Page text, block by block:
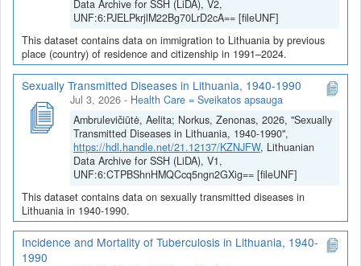
Data Archive for SSH (LiDA), V2,
UNF:6:PJELPkrjlM22Bg70LrD2cA== [fileUNF]
This dataset contains data on immigration to Lithuania by previous
place (country) of residence and citizenship in 1991–2024.
Sexually Transmitted Diseases in Lithuania, 1940-1990
Jul 3, 2026 - Health Care = Sveikatos apsauga
Ambrulevičiūtė, Aelita; Norkus, Zenonas, 2026, "Sexually
Transmitted Diseases in Lithuania, 1940-1990",
https://hdl.handle.net/21.12137/KZNJFW, Lithuanian
Data Archive for SSH (LiDA), V1,
UNF:6:CTPBShnHMQCcq5ngn2GXig== [fileUNF]
This dataset contains data on sexually transmitted diseases in
Lithuania in 1940-1990.
Incidence and Mortality of Tuberculosis in Lithuania, 1940-
1990